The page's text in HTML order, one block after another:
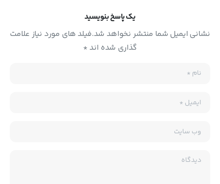
یک پاسخ بنویسید
نشانی ایمیل شما منتشر نخواهد شد.فیلد های مورد نیاز علامت
گذاری شده اند *
نام*
ایمیل *
وب سایت
دیدگاه